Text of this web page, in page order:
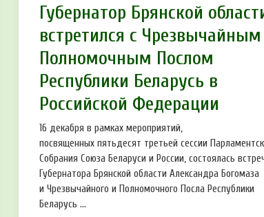
Губернатор Брянской
встретился с
Полномочным Послом
Республики Беларусь в
Российской Федерации
16 декабря в рамках мероприятий,
посвященных пятьдесят третьей сессии
Собрания Союза Беларуси и России, состоялась
Губернатора Брянской области Александра Богомаза
и Чрезвычайного и Полномочного Посла Республики
Беларусь ...